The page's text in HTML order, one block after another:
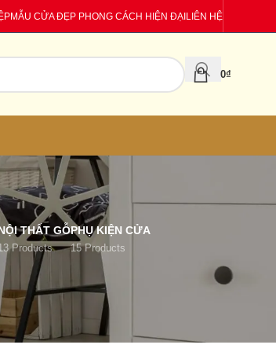
MẪU CỬA ĐẸP PHONG CÁCH HIỆN ĐẠILIÊN HỆ
0₫
THẤT GỖ
Products
PHỤ KIỆN CỬA
15 Products